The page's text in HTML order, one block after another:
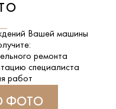
Вашей машины
ремонта
специалиста
работ
ФОТО